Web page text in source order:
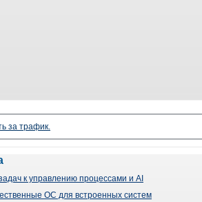
за трафик.
к управлению процессами и AI
ОС для встроенных систем